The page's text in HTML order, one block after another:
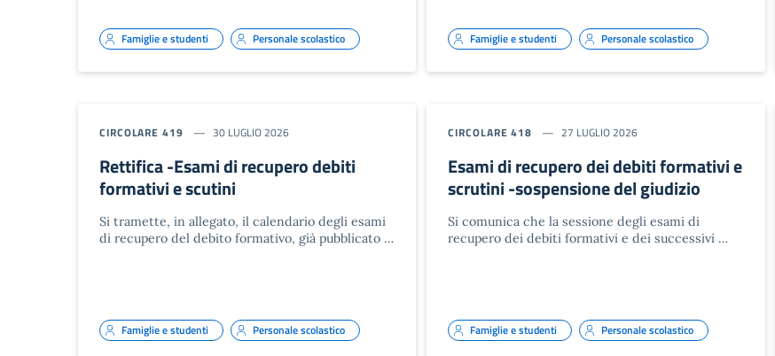
Famiglie e studenti Personale scolastico Famiglie e studenti Personale scolastico
CIRCOLARE 419 30 LUGLIO 2026
Rettifica -Esami di recupero debiti
formativi e scutini
Si tramette, in allegato, il calendario degli esami
di recupero del debito formativo, già pubblicato …
Famiglie e studenti Personale scolastico
CIRCOLARE 418 27 LUGLIO 2026
Esami di recupero dei debiti formativi e
scrutini -sospensione del giudizio
Si comunica che la sessione degli esami di
recupero dei debiti formativi e dei successivi …
Famiglie e studenti Personale scolastico